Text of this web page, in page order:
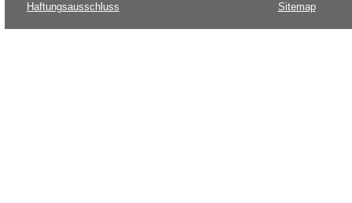
Haftungsausschluss Sitemap